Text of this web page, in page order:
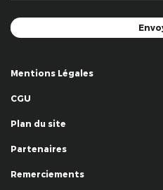
Mentions Légales
CGU
Plan du site
Partenaires
Remerciements